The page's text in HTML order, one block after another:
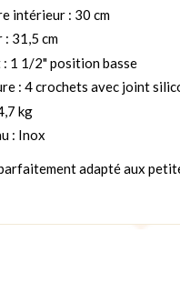
intérieur : 30 cm
: 31,5 cm
: 1 1/2" position basse
: 4 crochets avec joint
kg
: Inox
adapté aux